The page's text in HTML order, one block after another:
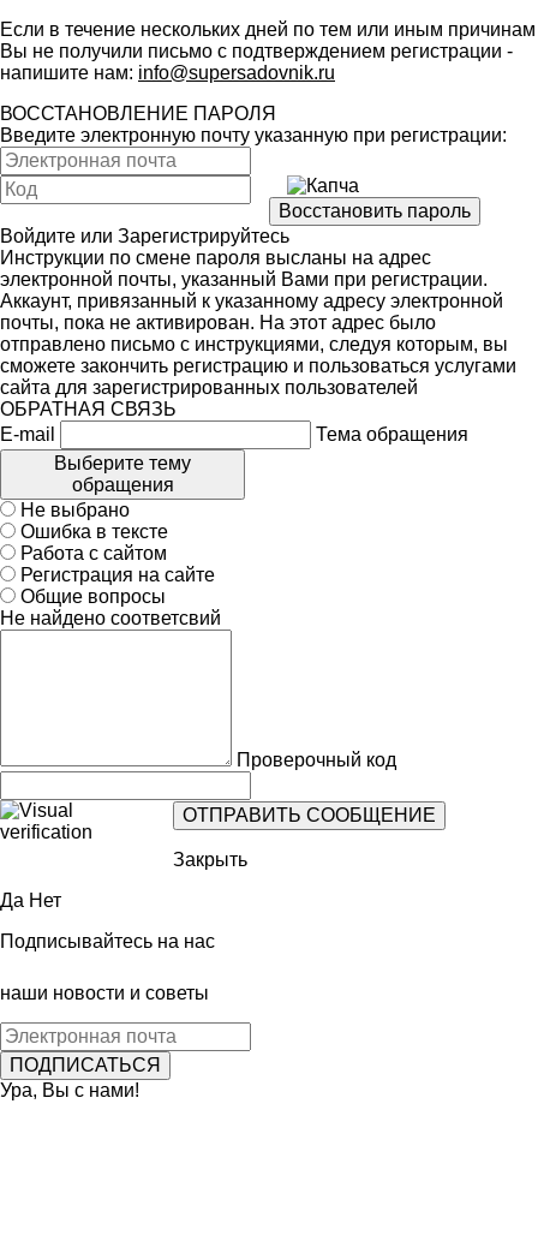
Если в течение нескольких дней по тем или иным причинам
Вы не получили письмо с подтверждением регистрации -
напишите нам: info@supersadovnik.ru
ВОССТАНОВЛЕНИЕ ПАРОЛЯ
Введите электронную почту указанную при регистрации:
Войдите или Зарегистрируйтесь
Инструкции по смене пароля высланы на адрес
электронной почты, указанный Вами при регистрации.
Аккаунт, привязанный к указанному адресу электронной
почты, пока не активирован. На этот адрес было
отправлено письмо с инструкциями, следуя которым, вы
сможете закончить регистрацию и пользоваться услугами
сайта для зарегистрированных пользователей
ОБРАТНАЯ СВЯЗЬ
E-mail
Тема обращения
Выберите тему
обращения
Не выбрано
Ошибка в тексте
Работа с сайтом
Регистрация на сайте
Общие вопросы
Не найдено соответсвий
Проверочный код
Закрыть
Да Нет
Подписывайтесь на нас
наши новости и советы
Ура, Вы с нами!